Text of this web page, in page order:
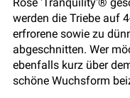
werden die Triebe auf
erfrorene sowie zu
abgeschnitten. Wer
ebenfalls kurz über
schöne Wuchsform